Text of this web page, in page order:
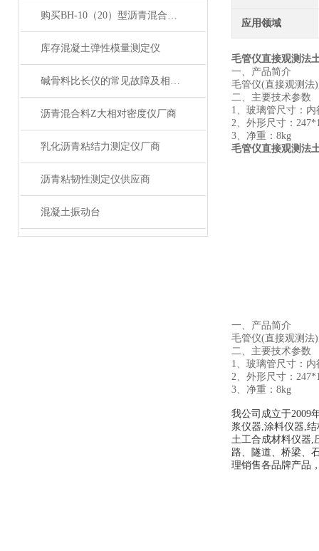
购买BH-10（20）型沥青混合料拌和机
库存混凝土弹性模量测定仪
碱骨料比长仪的常见故障及相应解决方法分享
沥青混合料Z大相对密度仪厂商
乳化沥青粘结力测定仪厂商
沥青粘韧性测定仪供应商
混凝土振动台
应用领域
毛管仪直接观测法
一、产品简介
毛管仪(直接观测法
二、主要技术参数
1、玻璃管尺寸：
2、外形尺寸：
3、净重：8kg
毛管仪直接观测法
一、产品简介
毛管仪(直接观测法
二、主要技术参数
1、玻璃管尺寸：
2、外形尺寸：
3、净重：8kg
我公司成立于2009
浆仪器,涂料仪器,
土工合成材料仪器,
路、隧道、桥梁、
理销售各品牌产品